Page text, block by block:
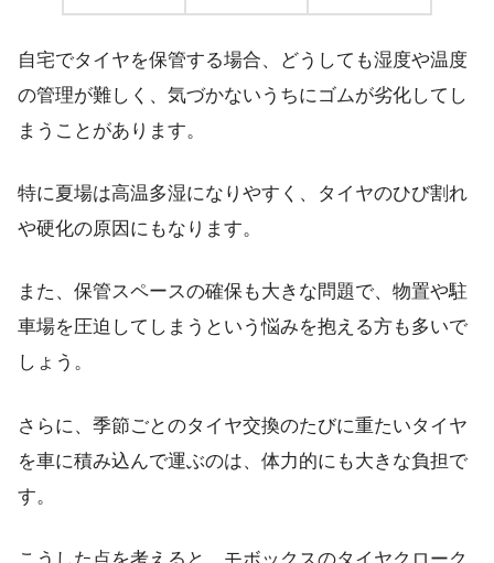
自宅でタイヤを保管する場合、どうしても湿度や温度
の管理が難しく、気づかないうちにゴムが劣化してし
まうことがあります。
特に夏場は高温多湿になりやすく、タイヤのひび割れ
や硬化の原因にもなります。
また、保管スペースの確保も大きな問題で、物置や駐
車場を圧迫してしまうという悩みを抱える方も多いで
しょう。
さらに、季節ごとのタイヤ交換のたびに重たいタイヤ
を車に積み込んで運ぶのは、体力的にも大きな負担で
す。